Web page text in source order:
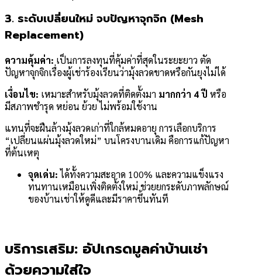
3. ระดับเปลี่ยนใหม่ จบปัญหาจุกจิก (Mesh
Replacement)
ความคุ้มค่า: เป็นการลงทุนที่คุ้มค่าที่สุดในระยะยาว ตัด
ปัญหาจุกจิกเรื่องผู้เช่าร้องเรียนว่ามุ้งลวดขาดหรือกันยุงไม่ได้
เงื่อนไข: เหมาะสำหรับมุ้งลวดที่ติดตั้งมา มากกว่า 4 ปี หรือ
มีสภาพชำรุด หย่อน ย้วย ไม่พร้อมใช้งาน
แทนที่จะฝืนล้างมุ้งลวดเก่าที่ใกล้หมดอายุ การเลือกบริการ
“เปลี่ยนแผ่นมุ้งลวดใหม่” บนโครงบานเดิม คือการแก้ปัญหา
ที่ต้นเหตุ
จุดเด่น:ได้ทั้งความสะอาด 100% และความแข็งแรง
ทนทานเหมือนเพิ่งติดตั้งใหม่ ช่วยยกระดับภาพลักษณ์
ของบ้านเช่าให้ดูดีและมีราคาขึ้นทันที
บริการเสริม: อัปเกรดมูลค่าบ้านเช่า
ด้วยความใส่ใจ